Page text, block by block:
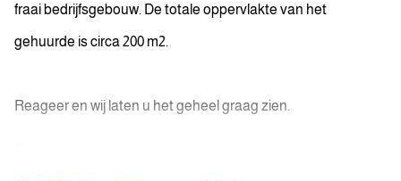
fraai bedrijfsgebouw. De totale oppervlakte van het
gehuurde is circa 200 m2.
Reageer en wij laten u het geheel graag zien.